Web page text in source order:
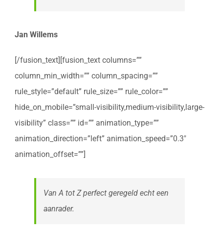
Jan Willems
[/fusion_text][fusion_text columns=””
column_min_width=”” column_spacing=””
rule_style=”default” rule_size=”” rule_color=””
hide_on_mobile=”small-visibility,medium-visibility,large-
visibility” class=”” id=”” animation_type=””
animation_direction=”left” animation_speed=”0.3″
animation_offset=””]
Van A tot Z perfect geregeld echt een
aanrader.